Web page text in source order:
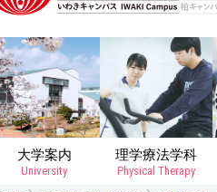
大学案内
University
理学療法学科
Physical Therapy